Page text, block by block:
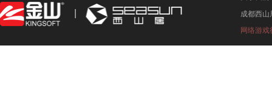
成都西山
网络游